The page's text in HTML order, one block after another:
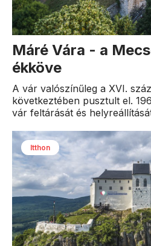
Máré Vára - a
ékköve
A vár valószínűleg a XVI.
következtében pusztult el.
vár feltárását és
Itthon